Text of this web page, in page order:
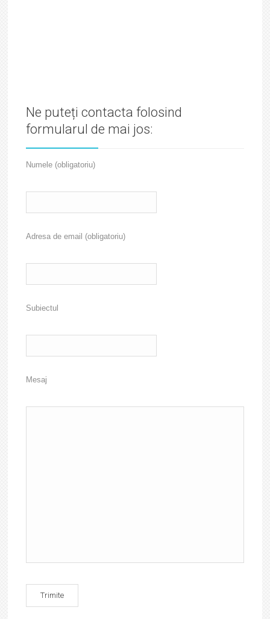
Ne puteți contacta folosind
formularul de mai jos:
Numele (obligatoriu)
Adresa de email (obligatoriu)
Subiectul
Mesaj